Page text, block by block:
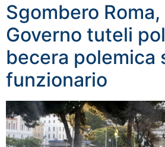
Sgombero
Governo tuteli
becera polemica
funzionario